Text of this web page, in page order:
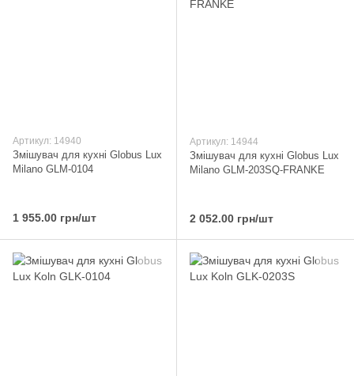
Артикул: 14940
Змішувач для кухні Globus Lux
Milano GLM-0104
1 955.00 грн/шт
Артикул: 14944
Змішувач для кухні Globus Lux
Milano GLM-203SQ-FRANKE
2 052.00 грн/шт